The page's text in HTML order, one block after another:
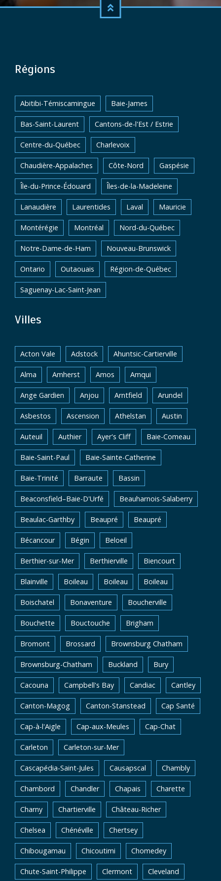
Régions
Abitibi-Témiscamingue Baie-James
Bas-Saint-Laurent Cantons-de-l'Est / Estrie
Centre-du-Québec Charlevoix
Chaudière-Appalaches Côte-Nord Gaspésie
Île-du-Prince-Édouard Îles-de-la-Madeleine
Lanaudière Laurentides Laval Mauricie
Montérégie Montréal Nord-du-Québec
Notre-Dame-de-Ham Nouveau-Brunswick
Ontario Outaouais Région-de-Québec
Saguenay-Lac-Saint-Jean
Villes
Acton Vale Adstock Ahuntsic-Cartierville
Alma Amherst Amos Amqui
Ange Gardien Anjou Arntfield Arundel
Asbestos Ascension Athelstan Austin
Auteuil Authier Ayer's Cliff Baie-Comeau
Baie-Saint-Paul Baie-Sainte-Catherine
Baie-Trinité Barraute Bassin
Beaconsfield–Baie-D'Urfé Beauharnois-Salaberry
Beaulac-Garthby Beaupré Beaupré
Bécancour Bégin Beloeil
Berthier-sur-Mer Berthierville Biencourt
Blainville Boileau Boileau Boileau
Boischatel Bonaventure Boucherville
Bouchette Bouctouche Brigham
Bromont Brossard Brownsburg Chatham
Brownsburg-Chatham Buckland Bury
Cacouna Campbell's Bay Candiac Cantley
Canton-Magog Canton-Stanstead Cap Santé
Cap-à-l'Aigle Cap-aux-Meules Cap-Chat
Carleton Carleton-sur-Mer
Cascapédia-Saint-Jules Causapscal Chambly
Chambord Chandler Chapais Charette
Charny Chartierville Château-Richer
Chelsea Chénéville Chertsey
Chibougamau Chicoutimi Chomedey
Chute-Saint-Philippe Clermont Cleveland